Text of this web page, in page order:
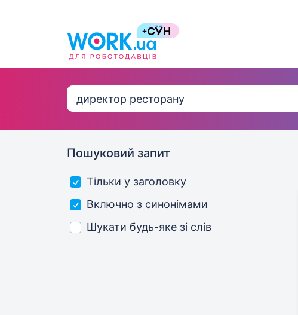
Пошуковий запит
Тільки у заголовку
Включно з синонімами
Шукати будь-яке зі слів